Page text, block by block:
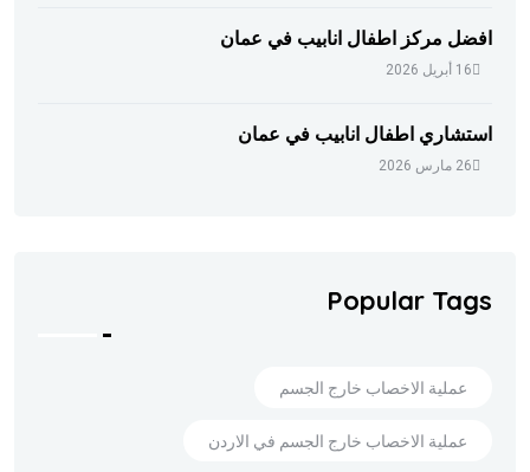
افضل مركز اطفال انابيب في عمان
16 أبريل 2026
استشاري اطفال انابيب في عمان
26 مارس 2026
Popular Tags
عملية الاخصاب خارج الجسم
عملية الاخصاب خارج الجسم في الاردن